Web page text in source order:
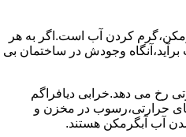
کردن آب است.اگر به هر
وجودش در ساختمان بی
رخ می دهد.خرابی دیافراگم
حرارتی،رسوب در مخزن و
آب آبگرمکن هستند.